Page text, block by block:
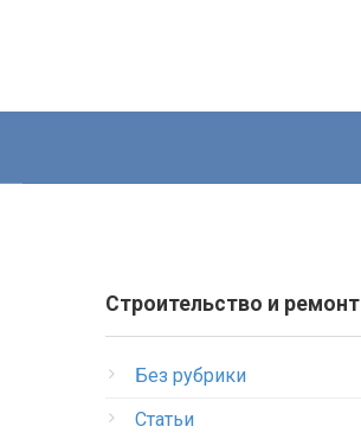
Строительство и ремонт
Без рубрики
Статьи